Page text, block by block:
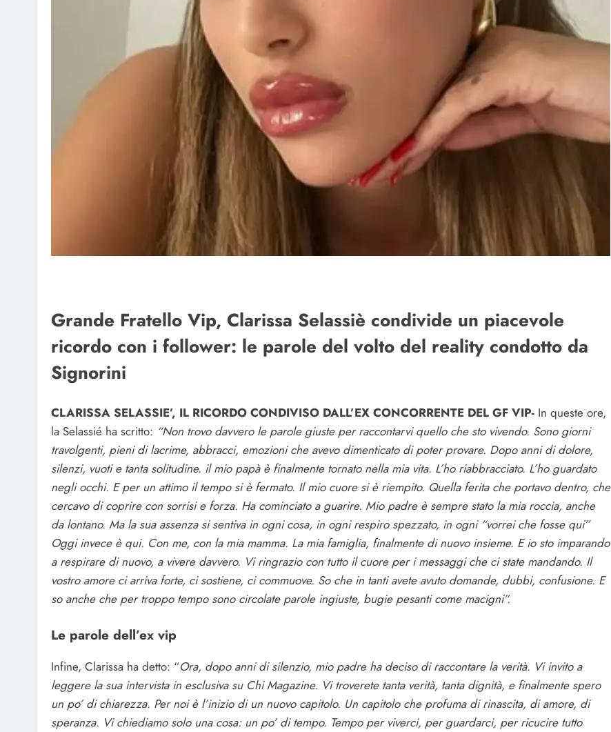
Grande Fratello Vip, Clarissa Selassiè condivide un piacevole
ricordo con i follower: le parole del volto del reality condotto da
Signorini
CLARISSA SELASSIE’, IL RICORDO CONDIVISO DALL’EX CONCORRENTE DEL GF VIP- In queste ore,
la Selassié ha scritto: “Non trovo davvero le parole giuste per raccontarvi quello che sto vivendo. Sono giorni
travolgenti, pieni di lacrime, abbracci, emozioni che avevo dimenticato di poter provare. Dopo anni di dolore,
silenzi, vuoti e tanta solitudine. il mio papà è finalmente tornato nella mia vita. L’ho riabbracciato. L’ho guardato
negli occhi. E per un attimo il tempo si è fermato. Il mio cuore si è riempito. Quella ferita che portavo dentro, che
cercavo di coprire con sorrisi e forza. Ha cominciato a guarire. Mio padre è sempre stato la mia roccia, anche
da lontano. Ma la sua assenza si sentiva in ogni cosa, in ogni respiro spezzato, in ogni “vorrei che fosse qui”
Oggi invece è qui. Con me, con la mia mamma. La mia famiglia, finalmente di nuovo insieme. E io sto imparando
a respirare di nuovo, a vivere davvero. Vi ringrazio con tutto il cuore per i messaggi che ci state mandando. Il
vostro amore ci arriva forte, ci sostiene, ci commuove. So che in tanti avete avuto domande, dubbi, confusione. E
so anche che per troppo tempo sono circolate parole ingiuste, bugie pesanti come macigni”.
Le parole dell’ex vip
Infine, Clarissa ha detto: “Ora, dopo anni di silenzio, mio padre ha deciso di raccontare la verità. Vi invito a
leggere la sua intervista in esclusiva su Chi Magazine. Vi troverete tanta verità, tanta dignità, e finalmente spero
un po’ di chiarezza. Per noi è l’inizio di un nuovo capitolo. Un capitolo che profuma di rinascita, di amore, di
speranza. Vi chiediamo solo una cosa: un po’ di tempo. Tempo per viverci, per guardarci, per ricucire tutto